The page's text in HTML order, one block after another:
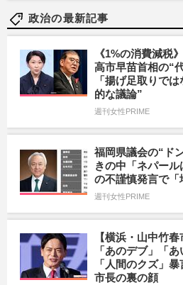
政治の最新記事
《1%の消費減税
高市早苗首相の“
「揚げ足取りで
的な議論”
週刊女性PRIME
福岡県議会の“ド
きの中「ネパー
の不謹慎発言で
週刊女性PRIME
【横浜・山中竹
「あのデブ」「
「人間のクズ」
市長の裏の顔